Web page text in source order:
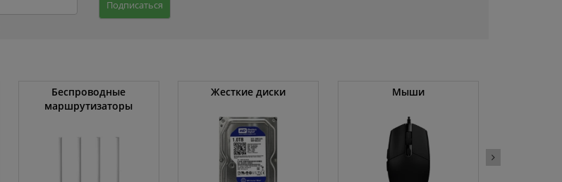
Подписаться
Беспроводные
маршрутизаторы
Жесткие диски Мыши